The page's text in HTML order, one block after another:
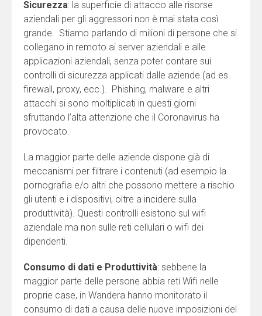
Sicurezza: la superficie di attacco alle risorse
aziendali per gli aggressori non è mai stata così
grande. Stiamo parlando di milioni di persone che si
collegano in remoto ai server aziendali e alle
applicazioni aziendali, senza poter contare sui
controlli di sicurezza applicati dalle aziende (ad es.
firewall, proxy, ecc.). Phishing, malware e altri
attacchi si sono moltiplicati in questi giorni
sfruttando l’alta attenzione che il Coronavirus ha
provocato.
La maggior parte delle aziende dispone già di
meccanismi per filtrare i contenuti (ad esempio la
pornografia e/o altri che possono mettere a rischio
gli utenti e i dispositivi, oltre a incidere sulla
produttività). Questi controlli esistono sul wifi
aziendale ma non sulle reti cellulari o wifi dei
dipendenti.
Consumo di dati e Produttività: sebbene la
maggior parte delle persone abbia reti Wifi nelle
proprie case, in Wandera hanno monitorato il
consumo di dati a causa delle nuove imposizioni del